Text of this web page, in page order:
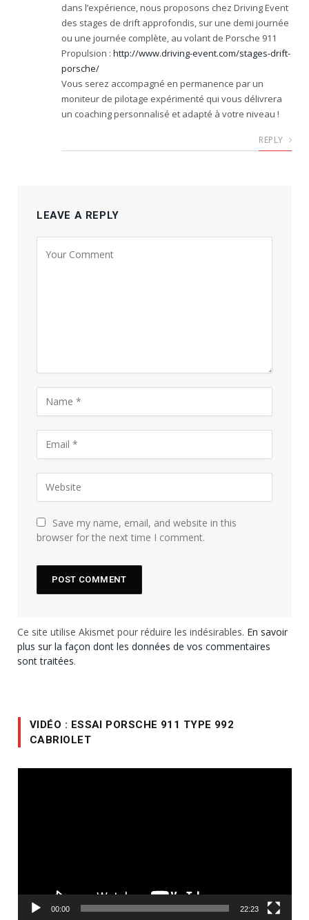
dans l’expérience, nous proposons chez Driving Event
des stages de drift approfondis, sur une demi journée
ou une journée complète, au volant de Porsche 911
Propulsion : http://www.driving-event.com/stages-drift-
porsche/
Vous serez accompagné en permanence par un
moniteur de pilotage expérimenté qui vous délivrera
un coaching personnalisé et adapté à votre niveau !
REPLY
LEAVE A REPLY
Save my name, email, and website in this
browser for the next time I comment.
Ce site utilise Akismet pour réduire les indésirables. En savoir
plus sur la façon dont les données de vos commentaires
sont traitées.
VIDÉO : ESSAI PORSCHE 911 TYPE 992
CABRIOLET
00:00 22:23